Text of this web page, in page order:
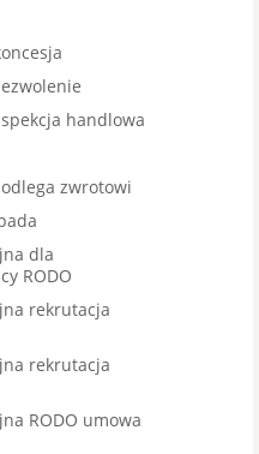
handlowa
zwrotowi
dla
RODO
rekrutacja
rekrutacja
RODO umowa